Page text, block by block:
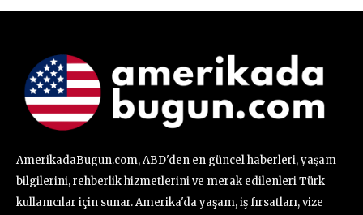
AmerikadaBugun.com, ABD'den en güncel haberleri, yaşam
bilgilerini, rehberlik hizmetlerini ve merak edilenleri Türk
kullanıcılar için sunar. Amerika'da yaşam, iş fırsatları, vize